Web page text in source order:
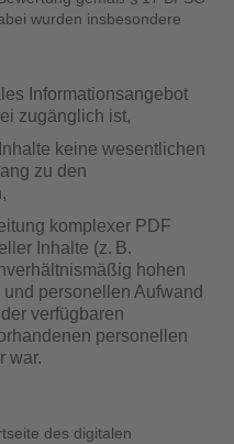
wurden insbesondere
Informationsangebot
zugänglich ist,
keine wesentlichen
zu den
komplexer PDF
Inhalte (z. B.
hohen
personellen Aufwand
verfügbaren
personellen
war.
des digitalen